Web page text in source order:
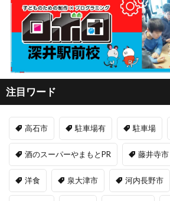
注目ワード
高石市 駐車場有 駐車場
酒のスーパーやまもとPR 藤井寺市
洋食 泉大津市 河内長野市